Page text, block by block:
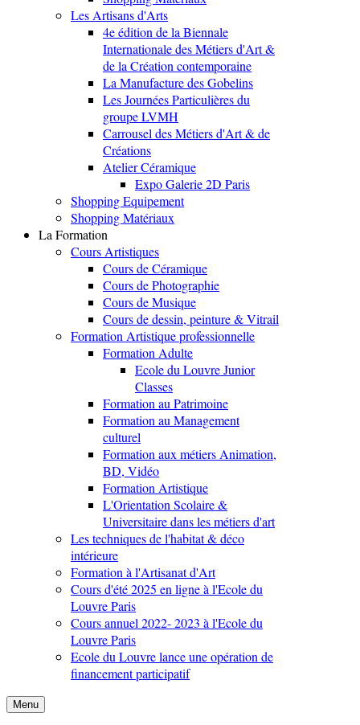
Les Artisans d'Arts
4e édition de la Biennale
Internationale des Métiers d'Art &
de la Création contemporaine
La Manufacture des Gobelins
Les Journées Particulières du
groupe LVMH
Carrousel des Métiers d'Art & de
Créations
Atelier Céramique
Expo Galerie 2D Paris
Shopping Equipement
Shopping Matériaux
La Formation
Cours Artistiques
Cours de Céramique
Cours de Photographie
Cours de Musique
Cours de dessin, peinture & Vitrail
Formation Artistique professionnelle
Formation Adulte
Ecole du Louvre Junior
Classes
Formation au Patrimoine
Formation au Management
culturel
Formation aux métiers Animation,
BD, Vidéo
Formation Artistique
L'Orientation Scolaire &
Universitaire dans les métiers d'art
Les techniques de l'habitat & déco
intérieure
Formation à l'Artisanat d'Art
Cours d'été 2025 en ligne à l'Ecole du
Louvre Paris
Cours annuel 2022- 2023 à l'Ecole du
Louvre Paris
Ecole du Louvre lance une opération de
financement participatif
Menu